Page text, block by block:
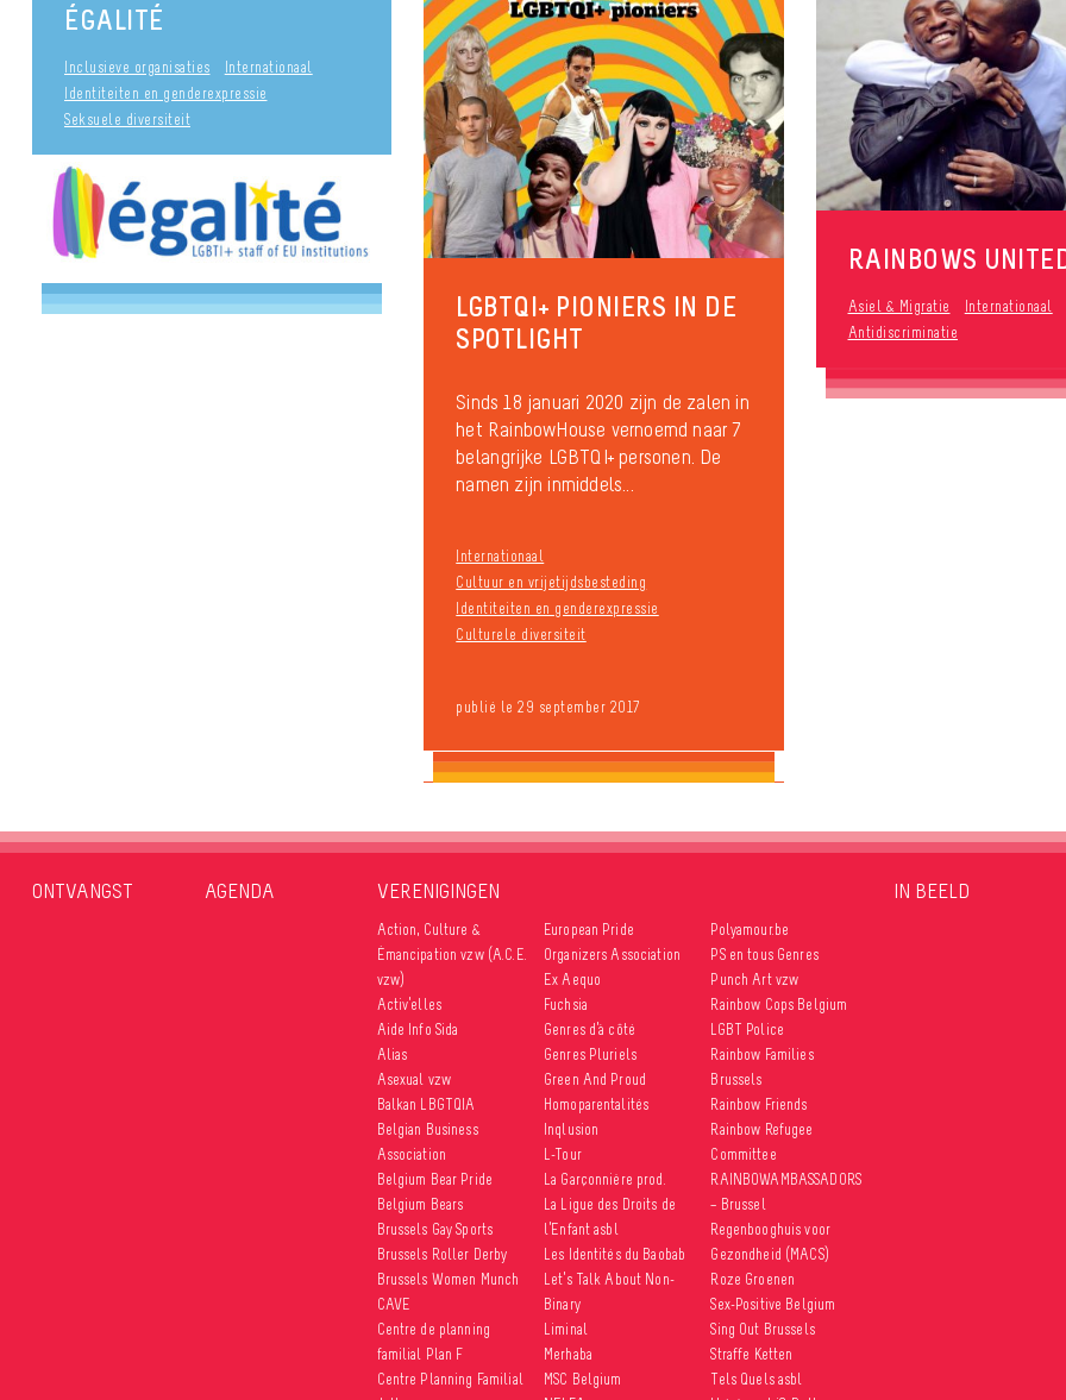
ÉGALITÉ
Inclusieve organisaties
Internationaal
Identiteiten en genderexpressie
Seksuele diversiteit
LGBTQI+ PIONIERS IN DE
SPOTLIGHT
Sinds 18 januari 2020 zijn de zalen in
het RainbowHouse vernoemd naar 7
belangrijke LGBTQI+ personen. De
namen zijn inmiddels...
Internationaal
Cultuur en vrijetijdsbesteding
Identiteiten en genderexpressie
Culturele diversiteit
publié le 29 september 2017
RAINBOWS
Asiel & Migratie
Internationaal
Antidiscriminatie
ONTVANGST AGENDA VERENIGINGEN
Action, Culture &
Émancipation vzw (A.C.E.
vzw)
Activ’elles
Aide Info Sida
Alias
Asexual vzw
Balkan LBGTQIA
Belgian Business
Association
Belgium Bear Pride
Belgium Bears
Brussels Gay Sports
Brussels Roller Derby
Brussels Women Munch
CAVE
Centre de planning
familial Plan F
Centre Planning Familial
European Pride
Organizers Association
Ex Aequo
Fuchsia
Genres d’à côté
Genres Pluriels
Green And Proud
Homoparentalités
Inqlusion
L-Tour
La Garçonnière prod.
La Ligue des Droits de
l’Enfant asbl
Les Identités du Baobab
Let’s Talk About Non-
Binary
Liminal
Merhaba
MSC Belgium
Polyamour.be
PS en tous Genres
Punch Art vzw
Rainbow Cops Belgium
LGBT Police
Rainbow Families
Brussels
Rainbow Friends
Rainbow Refugee
Committee
RAINBOWAMBASSADORS
– Brussel
Regenbooghuis voor
Gezondheid (MACS)
Roze Groenen
Sex-Positive Belgium
Sing Out Brussels
Straffe Ketten
Tels Quels asbl
IN BEELD